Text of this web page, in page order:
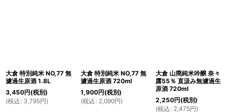
大倉 特別純米 NO,77 無
濾過生原酒 1.8L
3,450円(税別)
(税込 : 3,795円)
大倉 特別純米 NO,77 無
濾過生原酒 720ml
1,900円(税別)
(税込 : 2,090円)
大倉 山廃純米吟醸 奈々
露55％ 直汲み無濾過生
原酒 720ml
2,250円(税別)
(税込 : 2,475円)